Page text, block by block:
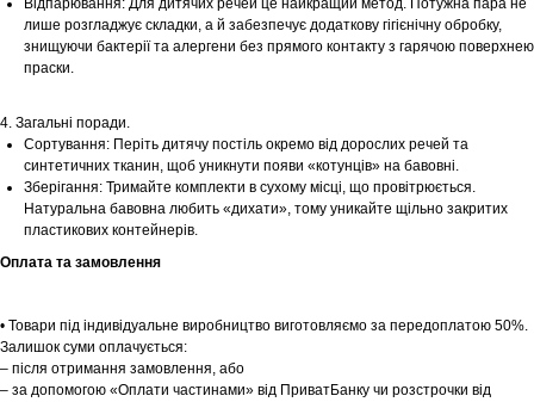
Відпарювання: Для дитячих речей це найкращий метод. Потужна пара не
лише розгладжує складки, а й забезпечує додаткову гігієнічну обробку,
знищуючи бактерії та алергени без прямого контакту з гарячою поверхнею
праски.
4. Загальні поради.
Сортування: Періть дитячу постіль окремо від дорослих речей та
синтетичних тканин, щоб уникнути появи «котунців» на бавовні.
Зберігання: Тримайте комплекти в сухому місці, що провітрюється.
Натуральна бавовна любить «дихати», тому уникайте щільно закритих
пластикових контейнерів.
Оплата та замовлення
• Товари під індивідуальне виробництво виготовляємо за передоплатою 50%.
Залишок суми оплачується:
– після отримання замовлення, або
– за допомогою «Оплати частинами» від ПриватБанку чи розстрочки від
Шоурум
Tekstura
Заплануйте візит у простір створений
для вас
Записатися